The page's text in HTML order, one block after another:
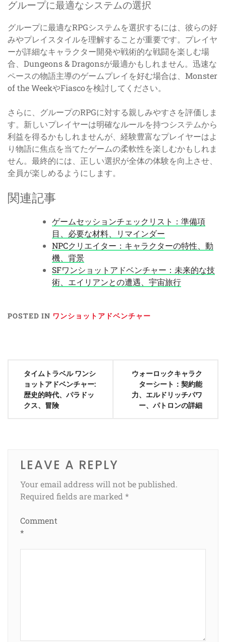
グループに最適なシステムの選択
グループに最適なRPGシステムを選択するには、彼らの好
みやプレイスタイルを理解することが重要です。プレイヤ
ーが詳細なキャラクター開発や戦術的な戦闘を楽しむ場
合、Dungeons & Dragonsが最適かもしれません。迅速な
ペースの物語主導のゲームプレイを好む場合は、Monster
of the WeekやFiascoを検討してください。
さらに、グループのRPGに対する親しみやすさを評価しま
す。新しいプレイヤーは明確なルールを持つシステムから
利益を得るかもしれませんが、経験豊富なプレイヤーはよ
り物語に焦点を当てたゲームの柔軟性を楽しむかもしれま
せん。最終的には、正しい選択が全体の体験を向上させ、
全員が楽しめるようにします。
関連記事
ゲームセッションチェックリスト：準備項
目、必要な材料、リマインダー
NPCクリエイター：キャラクターの特性、動
機、背景
SFワンショットアドベンチャー：未来的な技
術、エイリアンとの遭遇、宇宙旅行
POSTED IN ワンショットアドベンチャー
navigation
タイムトラベル ワンシ
ョットアドベンチャー:
歴史的時代、パラドッ
クス、冒険
ウォーロックキャラク
ターシート：契約能
力、エルドリッチパワ
ー、パトロンの詳細
LEAVE A REPLY
Your email address will not be published.
Required fields are marked *
Comment
*